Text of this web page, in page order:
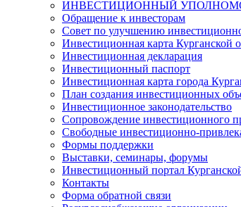
ИНВЕСТИЦИОННЫЙ
Обращение к инвесторам
Совет по улучшению
Инвестиционная карта Курганской
Инвестиционная декларация
Инвестиционный паспорт
Инвестиционная карта города
План создания инвестиционных
Инвестиционное законодательство
Сопровождение инвестиционного
Свободные инвестиционно-
Формы поддержки
Выставки, семинары, форумы
Инвестиционный портал
Контакты
Форма обратной связи